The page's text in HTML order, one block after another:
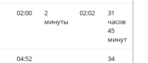
02:00
2
минуты
02:02
31
часов
45
минут
04:52
34